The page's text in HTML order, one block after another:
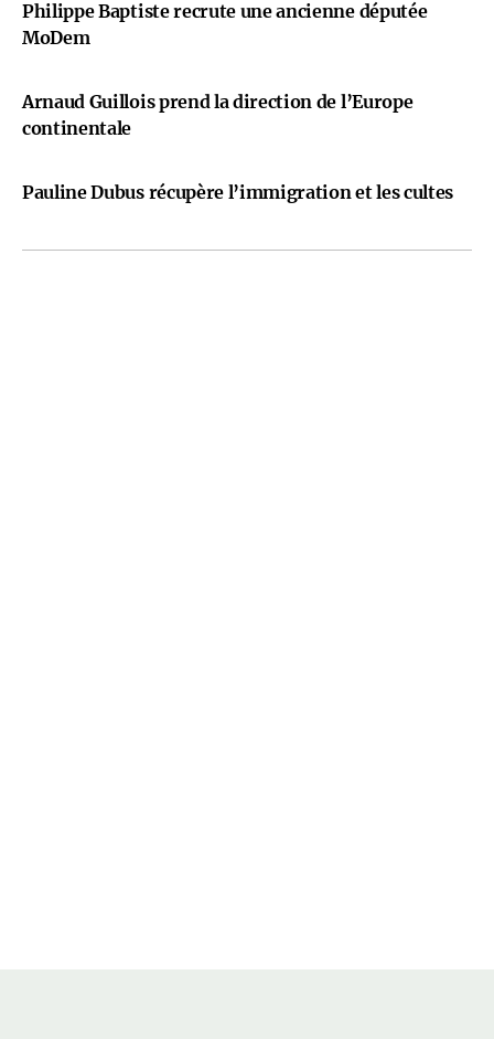
Philippe Baptiste recrute une ancienne députée
MoDem
Arnaud Guillois prend la direction de l’Europe
continentale
Pauline Dubus récupère l’immigration et les cultes